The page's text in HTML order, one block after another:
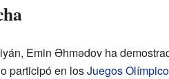
Emin Əhmədov ha
participó en losJuegos